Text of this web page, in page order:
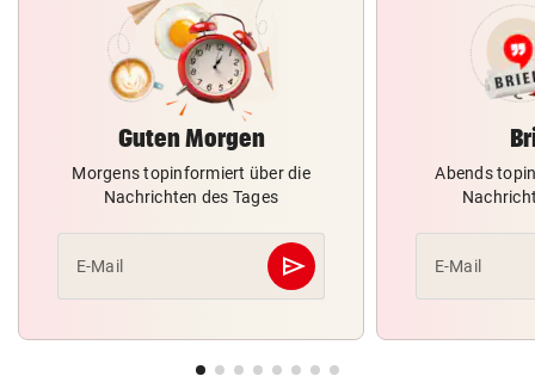
Guten Morgen
Morgens topinformiert über die
Nachrichten des Tages
E-Mail send
Abschicken
Abends
E-Mail